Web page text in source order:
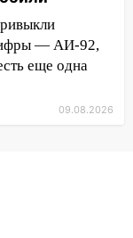
в
более
и
— АИ-92,
еще одна
09.08.2026